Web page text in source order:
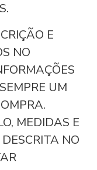
E
NO
UM
MEDIDAS E
NO